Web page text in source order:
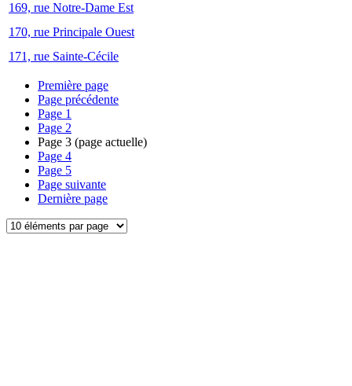
169, rue Notre-Dame Est
170, rue Principale Ouest
171, rue Sainte-Cécile
Première page
Page précédente
Page 1
Page 2
Page 3 (page actuelle)
Page 4
Page 5
Page suivante
Dernière page